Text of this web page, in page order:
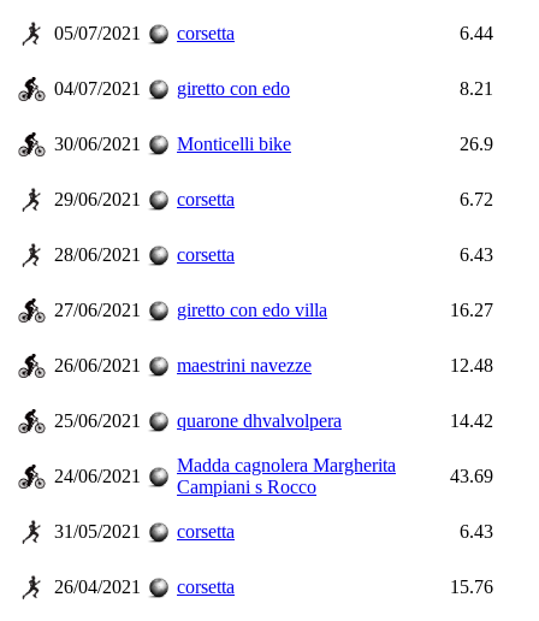
05/07/2021 corsetta 6.44
04/07/2021 giretto con edo 8.21
30/06/2021 Monticelli bike 26.9
29/06/2021 corsetta 6.72
28/06/2021 corsetta 6.43
27/06/2021 giretto con edo villa 16.27
26/06/2021 maestrini navezze 12.48
25/06/2021 quarone dhvalvolpera 14.42
24/06/2021
Madda cagnolera Margherita
Campiani s Rocco
43.69
31/05/2021 corsetta 6.43
26/04/2021 corsetta 15.76